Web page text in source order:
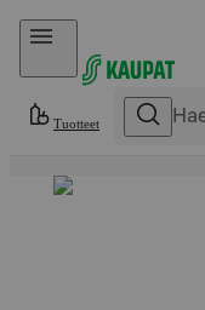
Hyppää sisältöön
Tuotteet